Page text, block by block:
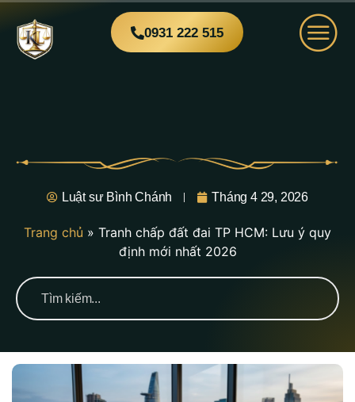
0931 222 515
Luật sư Bình Chánh Tháng 4 29, 2026
Trang chủ » Tranh chấp đất đai TP HCM: Lưu ý quy
định mới nhất 2026